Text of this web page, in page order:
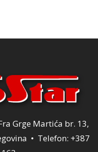
Grge Martića br. 13,
• Telefon: +387